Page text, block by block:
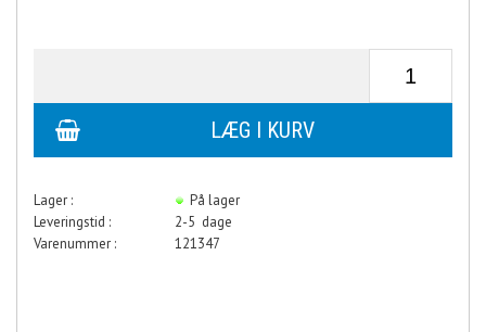
Lager :
På lager
Leveringstid :
2-5 dage
Varenummer :
121347